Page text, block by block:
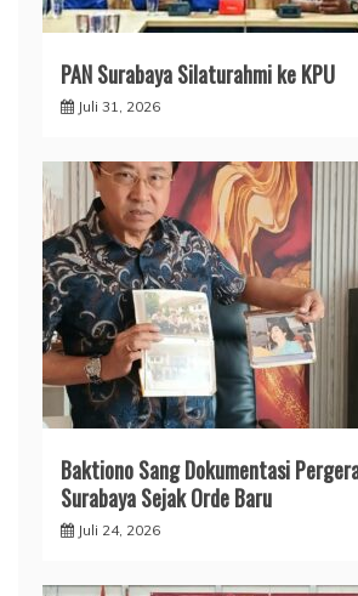
PAN Surabaya Silaturahmi ke KPU
Juli 31, 2026
Baktiono Sang Dokumentasi
Surabaya Sejak Orde Baru
Juli 24, 2026